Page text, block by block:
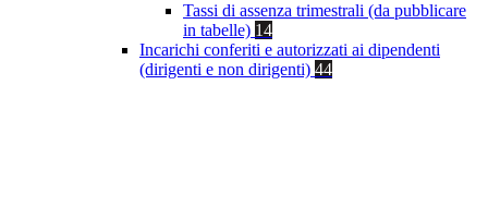
Tassi di assenza trimestrali (da pubblicare
in tabelle) 14
Incarichi conferiti e autorizzati ai dipendenti
(dirigenti e non dirigenti) 44